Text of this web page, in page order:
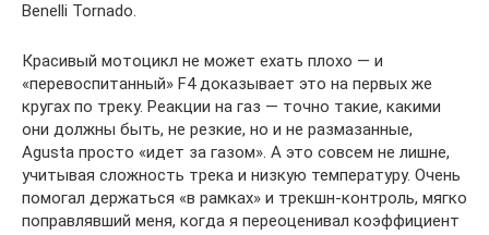
Benelli Tornado.
Красивый мотоцикл не может ехать плохо — и
«перевоспитанный» F4 доказывает это на первых же
кругах по треку. Реакции на газ — точно такие, какими
они должны быть, не резкие, но и не размазанные,
Agusta просто «идет за газом». А это совсем не лишне,
учитывая сложность трека и низкую температуру. Очень
помогал держаться «в рамках» и трекшн-контроль, мягко
поправлявший меня, когда я переоценивал коэффициент